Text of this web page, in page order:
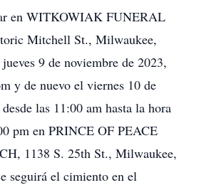
en WITKOWIAK FUNERAL
Mitchell St., Milwaukee,
9 de noviembre de 2023,
y de nuevo el viernes 10 de
las 11:00 am hasta la hora
pm en PRINCE OF PEACE
1138 S. 25th St., Milwaukee,
seguirá el cimiento en el